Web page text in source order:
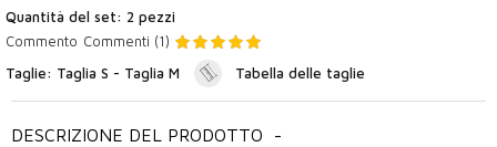
Quantità del set: 2 pezzi
Commento Commenti (1)
Taglie: Taglia S - Taglia M
Tabella delle taglie
DESCRIZIONE DEL PRODOTTO -